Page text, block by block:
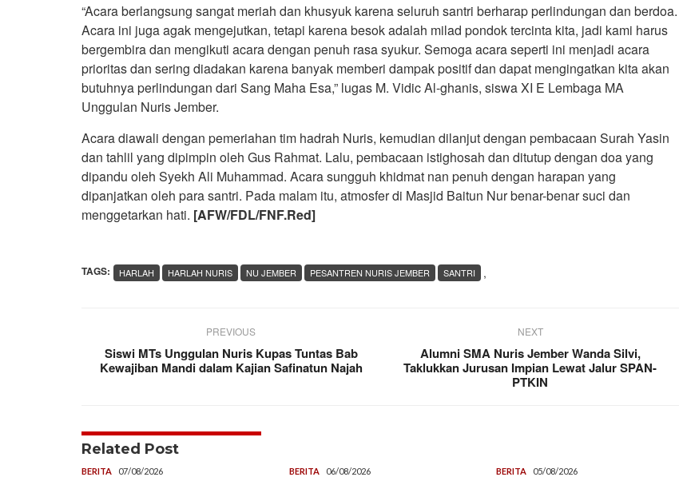
“Acara berlangsung sangat meriah dan khusyuk karena seluruh santri berharap perlindungan dan berdoa.
Acara ini juga agak mengejutkan, tetapi karena besok adalah milad pondok tercinta kita, jadi kami harus
bergembira dan mengikuti acara dengan penuh rasa syukur. Semoga acara seperti ini menjadi acara
prioritas dan sering diadakan karena banyak memberi dampak positif dan dapat mengingatkan kita akan
butuhnya perlindungan dari Sang Maha Esa,” lugas M. Vidic Al-ghanis, siswa XI E Lembaga MA
Unggulan Nuris Jember.
Acara diawali dengan pemeriahan tim hadrah Nuris, kemudian dilanjut dengan pembacaan Surah Yasin
dan tahlil yang dipimpin oleh Gus Rahmat. Lalu, pembacaan istighosah dan ditutup dengan doa yang
dipandu oleh Syekh Ali Muhammad. Acara sungguh khidmat nan penuh dengan harapan yang
dipanjatkan oleh para santri. Pada malam itu, atmosfer di Masjid Baitun Nur benar-benar suci dan
menggetarkan hati. [AFW/FDL/FNF.Red]
TAGS: ,
HARLAH HARLAH NURIS NU JEMBER PESANTREN NURIS JEMBER SANTRI
PREVIOUS
Siswi MTs Unggulan Nuris Kupas Tuntas Bab
Kewajiban Mandi dalam Kajian Safinatun Najah
NEXT
Alumni SMA Nuris Jember Wanda Silvi,
Taklukkan Jurusan Impian Lewat Jalur SPAN-
PTKIN
Related Post
BERITA 07/08/2026 BERITA 06/08/2026 BERITA 05/08/2026